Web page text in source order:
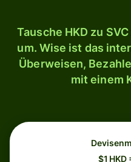
Tausche HKD zu
um. Wise ist das
Überweisen,
mit einem
$1 HKD